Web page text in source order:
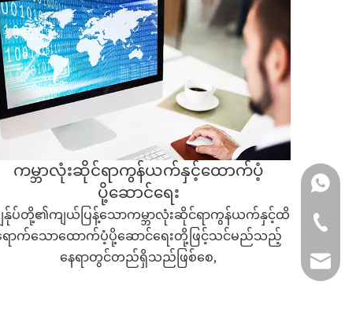
ကမ္ဘာလုံးဆိုင်ရာကွန်ယက်နှင့်ထောက်ပံ့
ပို့ဆောင်ရေး
န်ုပ်တို့၏ကျယ်ပြန့်သောကမ္ဘာလုံးဆိုင်ရာကွန်ယက်နှင့်ထိ
ောက်သောထောက်ပံ့ပို့ဆောင်ရေးတို့ဖြင့်သင်မည်သည့်
နေရာတွင်တည်ရှိသည်ဖြစ်စေ,
+ 86
+ 86-